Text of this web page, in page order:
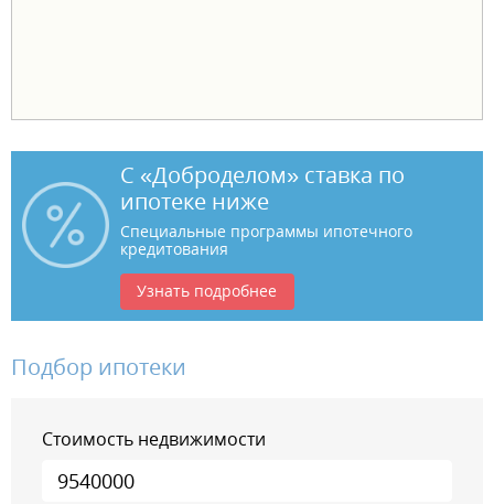
С «Доброделом» ставка по
ипотеке ниже
Специальные программы ипотечного
кредитования
Узнать подробнее
Подбор ипотеки
Стоимость недвижимости